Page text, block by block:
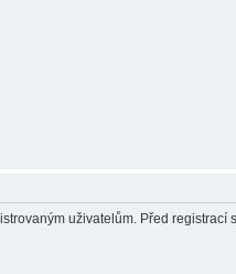
uživatelům. Před registrací